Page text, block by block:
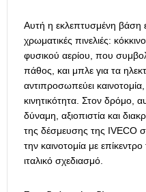
Αυτή η εκλεπτυσμένη βάση
χρωματικές πινελιές:
φυσικού αερίου, που
πάθος, και μπλε για τα
αντιπροσωπεύει
κινητικότητα. Στον δρόμο,
δύναμη, αξιοπιστία και
της δέσμευσης της IVECO
την καινοτομία με
ιταλικό σχεδιασμό.